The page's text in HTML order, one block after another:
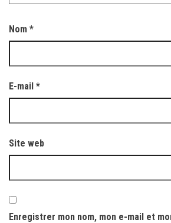
Nom *
E-mail *
Site web
Enregistrer mon nom, mon e-mail et